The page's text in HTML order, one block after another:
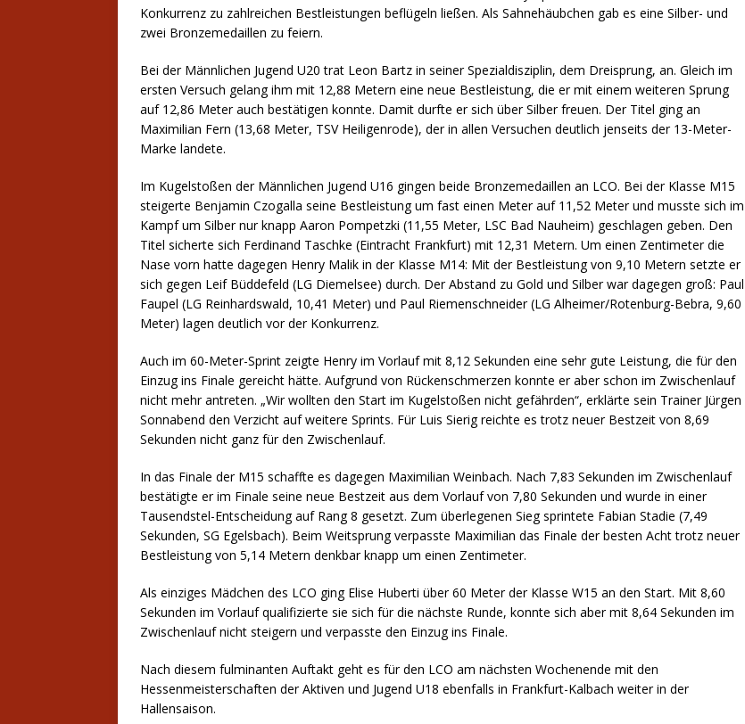
Konkurrenz zu zahlreichen Bestleistungen beflügeln ließen. Als Sahnehäubchen gab es eine Silber- und
zwei Bronzemedaillen zu feiern.
Bei der Männlichen Jugend U20 trat Leon Bartz in seiner Spezialdisziplin, dem Dreisprung, an. Gleich im
ersten Versuch gelang ihm mit 12,88 Metern eine neue Bestleistung, die er mit einem weiteren Sprung
auf 12,86 Meter auch bestätigen konnte. Damit durfte er sich über Silber freuen. Der Titel ging an
Maximilian Fern (13,68 Meter, TSV Heiligenrode), der in allen Versuchen deutlich jenseits der 13-Meter-
Marke landete.
Im Kugelstoßen der Männlichen Jugend U16 gingen beide Bronzemedaillen an LCO. Bei der Klasse M15
steigerte Benjamin Czogalla seine Bestleistung um fast einen Meter auf 11,52 Meter und musste sich im
Kampf um Silber nur knapp Aaron Pompetzki (11,55 Meter, LSC Bad Nauheim) geschlagen geben. Den
Titel sicherte sich Ferdinand Taschke (Eintracht Frankfurt) mit 12,31 Metern. Um einen Zentimeter die
Nase vorn hatte dagegen Henry Malik in der Klasse M14: Mit der Bestleistung von 9,10 Metern setzte er
sich gegen Leif Büddefeld (LG Diemelsee) durch. Der Abstand zu Gold und Silber war dagegen groß: Paul
Faupel (LG Reinhardswald, 10,41 Meter) und Paul Riemenschneider (LG Alheimer/Rotenburg-Bebra, 9,60
Meter) lagen deutlich vor der Konkurrenz.
Auch im 60-Meter-Sprint zeigte Henry im Vorlauf mit 8,12 Sekunden eine sehr gute Leistung, die für den
Einzug ins Finale gereicht hätte. Aufgrund von Rückenschmerzen konnte er aber schon im Zwischenlauf
nicht mehr antreten. „Wir wollten den Start im Kugelstoßen nicht gefährden“, erklärte sein Trainer Jürgen
Sonnabend den Verzicht auf weitere Sprints. Für Luis Sierig reichte es trotz neuer Bestzeit von 8,69
Sekunden nicht ganz für den Zwischenlauf.
In das Finale der M15 schaffte es dagegen Maximilian Weinbach. Nach 7,83 Sekunden im Zwischenlauf
bestätigte er im Finale seine neue Bestzeit aus dem Vorlauf von 7,80 Sekunden und wurde in einer
Tausendstel-Entscheidung auf Rang 8 gesetzt. Zum überlegenen Sieg sprintete Fabian Stadie (7,49
Sekunden, SG Egelsbach). Beim Weitsprung verpasste Maximilian das Finale der besten Acht trotz neuer
Bestleistung von 5,14 Metern denkbar knapp um einen Zentimeter.
Als einziges Mädchen des LCO ging Elise Huberti über 60 Meter der Klasse W15 an den Start. Mit 8,60
Sekunden im Vorlauf qualifizierte sie sich für die nächste Runde, konnte sich aber mit 8,64 Sekunden im
Zwischenlauf nicht steigern und verpasste den Einzug ins Finale.
Nach diesem fulminanten Auftakt geht es für den LCO am nächsten Wochenende mit den
Hessenmeisterschaften der Aktiven und Jugend U18 ebenfalls in Frankfurt-Kalbach weiter in der
Hallensaison.